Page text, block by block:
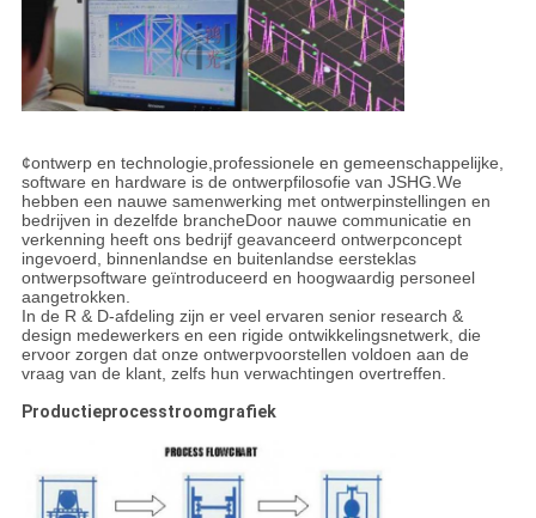
¢ontwerp en technologie,professionele en gemeenschappelijke,
software en hardware is de ontwerpfilosofie van JSHG.We
hebben een nauwe samenwerking met ontwerpinstellingen en
bedrijven in dezelfde brancheDoor nauwe communicatie en
verkenning heeft ons bedrijf geavanceerd ontwerpconcept
ingevoerd, binnenlandse en buitenlandse eersteklas
ontwerpsoftware geïntroduceerd en hoogwaardig personeel
aangetrokken.
In de R & D-afdeling zijn er veel ervaren senior research &
design medewerkers en een rigide ontwikkelingsnetwerk, die
ervoor zorgen dat onze ontwerpvoorstellen voldoen aan de
vraag van de klant, zelfs hun verwachtingen overtreffen.
Productieprocesstroomgrafiek